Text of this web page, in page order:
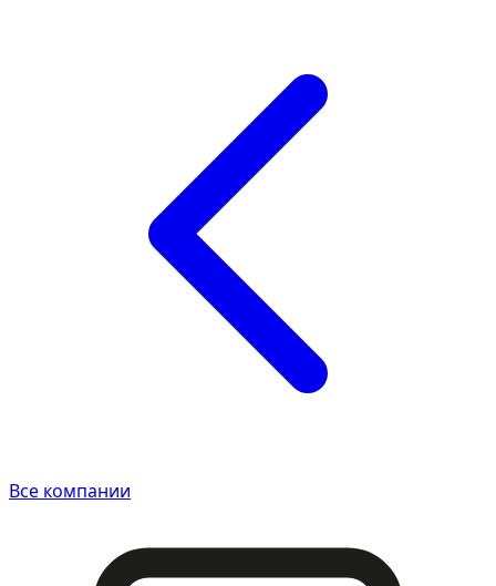
Все компании